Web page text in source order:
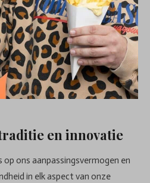
en innovatie
ons aanpassingsvermogen en
in elk aspect van onze